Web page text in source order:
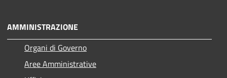
AMMINISTRAZIONE
Organi di Governo
Aree Amministrative